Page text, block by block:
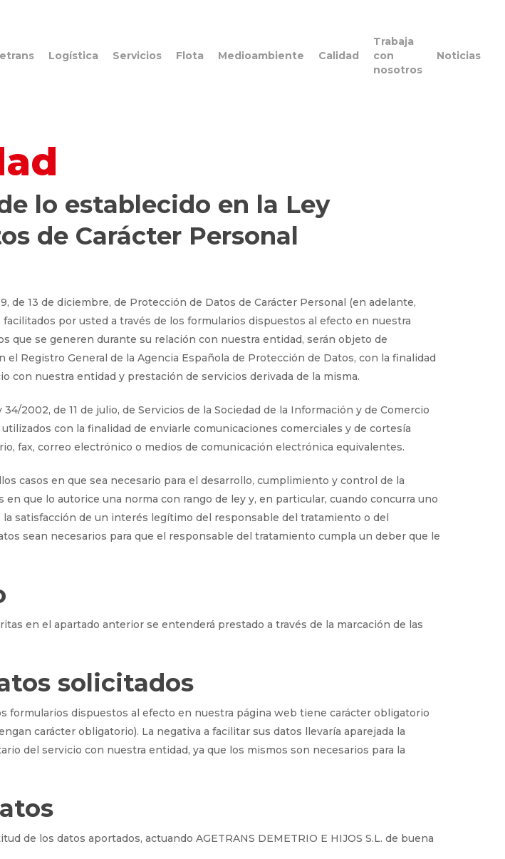
Logística Servicios Flota Medioambiente Calidad
Trabaja
con
nosotros
Noticias
lo establecido en la Ley
de Carácter Personal
de 13 de diciembre, de Protección de Datos de Carácter Personal (en adelante,
por usted a través de los formularios dispuestos al efecto en nuestra
que se generen durante su relación con nuestra entidad, serán objeto de
Registro General de la Agencia Española de Protección de Datos, con la finalidad
nuestra entidad y prestación de servicios derivada de la misma.
2002, de 11 de julio, de Servicios de la Sociedad de la Información y de Comercio
con la finalidad de enviarle comunicaciones comerciales y de cortesía
fax, correo electrónico o medios de comunicación electrónica equivalentes.
casos en que sea necesario para el desarrollo, cumplimiento y control de la
que lo autorice una norma con rango de ley y, en particular, cuando concurra uno
satisfacción de un interés legítimo del responsable del tratamiento o del
sean necesarios para que el responsable del tratamiento cumpla un deber que le
en el apartado anterior se entenderá prestado a través de la marcación de las
solicitados
formularios dispuestos al efecto en nuestra página web tiene carácter obligatorio
carácter obligatorio). La negativa a facilitar sus datos llevaría aparejada la
del servicio con nuestra entidad, ya que los mismos son necesarios para la
de los datos aportados, actuando AGETRANS DEMETRIO E HIJOS S.L. de buena